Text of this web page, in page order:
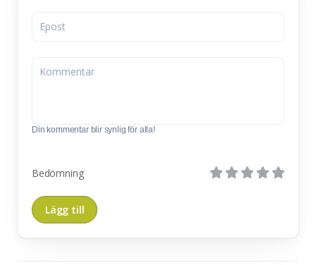
Din kommentar blir synlig för alla!
Bedömning